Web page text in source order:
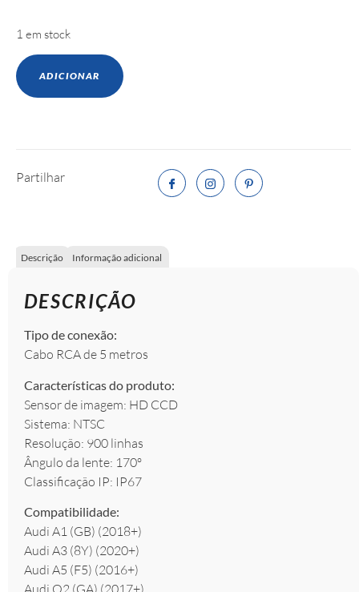
1 em stock
ADICIONAR
Partilhar
Descrição Informação adicional
DESCRIÇÃO
Tipo de conexão:
Cabo RCA de 5 metros
Características do produto:
Sensor de imagem: HD CCD
Sistema: NTSC
Resolução: 900 linhas
Ângulo da lente: 170º
Classificação IP: IP67
Compatibilidade:
Audi A1 (GB) (2018+)
Audi A3 (8Y) (2020+)
Audi A5 (F5) (2016+)